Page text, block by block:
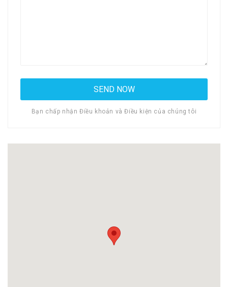
Bạn chấp nhận Điều khoản và Điều kiện của chúng tôi